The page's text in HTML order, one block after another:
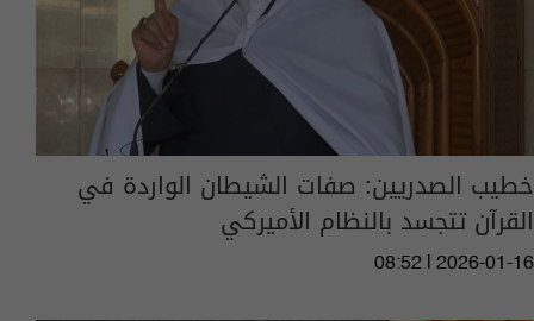
خطيب الصدريين: صفات الشيطان الواردة في
القرآن تتجسد بالنظام الأميركي
08:52 | 2026-01-16